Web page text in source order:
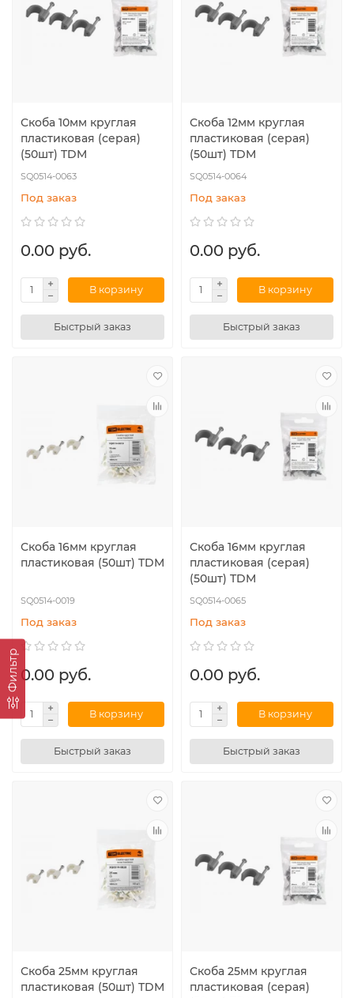
Фильтр
Скоба 10мм круглая
пластиковая (серая)
(50шт) TDM
SQ0514-0063
Под заказ
0.00 руб.
В корзину
Быстрый заказ
Скоба 12мм круглая
пластиковая (серая)
(50шт) TDM
SQ0514-0064
Под заказ
0.00 руб.
В корзину
Быстрый заказ
Скоба 16мм круглая
пластиковая (50шт) TDM
SQ0514-0019
Под заказ
0.00 руб.
В корзину
Быстрый заказ
Скоба 16мм круглая
пластиковая (серая)
(50шт) TDM
SQ0514-0065
Под заказ
0.00 руб.
В корзину
Быстрый заказ
Скоба 25мм круглая
пластиковая (50шт) TDM
Скоба 25мм круглая
пластиковая (серая)